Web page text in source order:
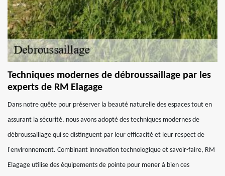
Techniques modernes de débroussaillage par les
experts de RM Elagage
Dans notre quête pour préserver la beauté naturelle des espaces tout en
assurant la sécurité, nous avons adopté des techniques modernes de
débroussaillage qui se distinguent par leur efficacité et leur respect de
l'environnement. Combinant innovation technologique et savoir-faire, RM
Elagage utilise des équipements de pointe pour mener à bien ces